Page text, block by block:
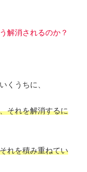
解消されるのか？
くうちに、
それを解消するに
れを積み重ねてい